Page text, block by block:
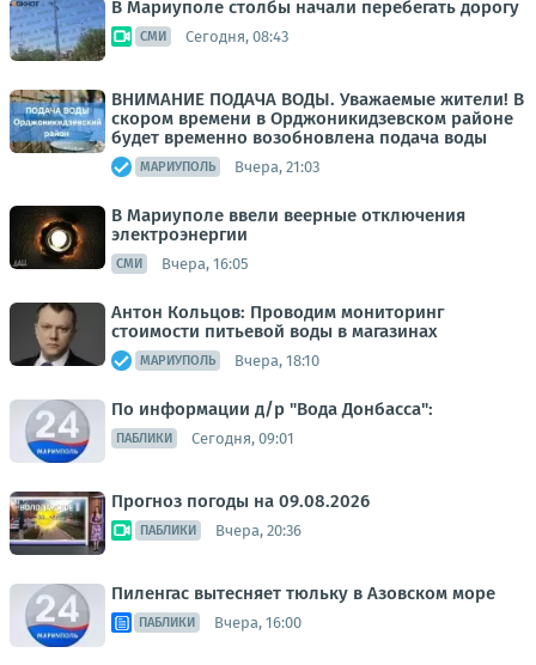
В Мариуполе столбы начали перебегать дорогу
СМИ Сегодня, 08:43
ВНИМАНИЕ ПОДАЧА ВОДЫ. Уважаемые жители! В
скором времени в Орджоникидзевском районе
будет временно возобновлена подача воды
МАРИУПОЛЬ Вчера, 21:03
В Мариуполе ввели веерные отключения
электроэнергии
СМИ Вчера, 16:05
Антон Кольцов: Проводим мониторинг
стоимости питьевой воды в магазинах
МАРИУПОЛЬ Вчера, 18:10
По информации д/р "Вода Донбасса":
ПАБЛИКИ Сегодня, 09:01
Прогноз погоды на 09.08.2026
ПАБЛИКИ Вчера, 20:36
Пиленгас вытесняет тюльку в Азовском море
ПАБЛИКИ Вчера, 16:00